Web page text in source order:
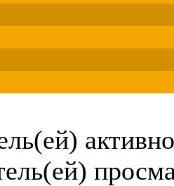
активно